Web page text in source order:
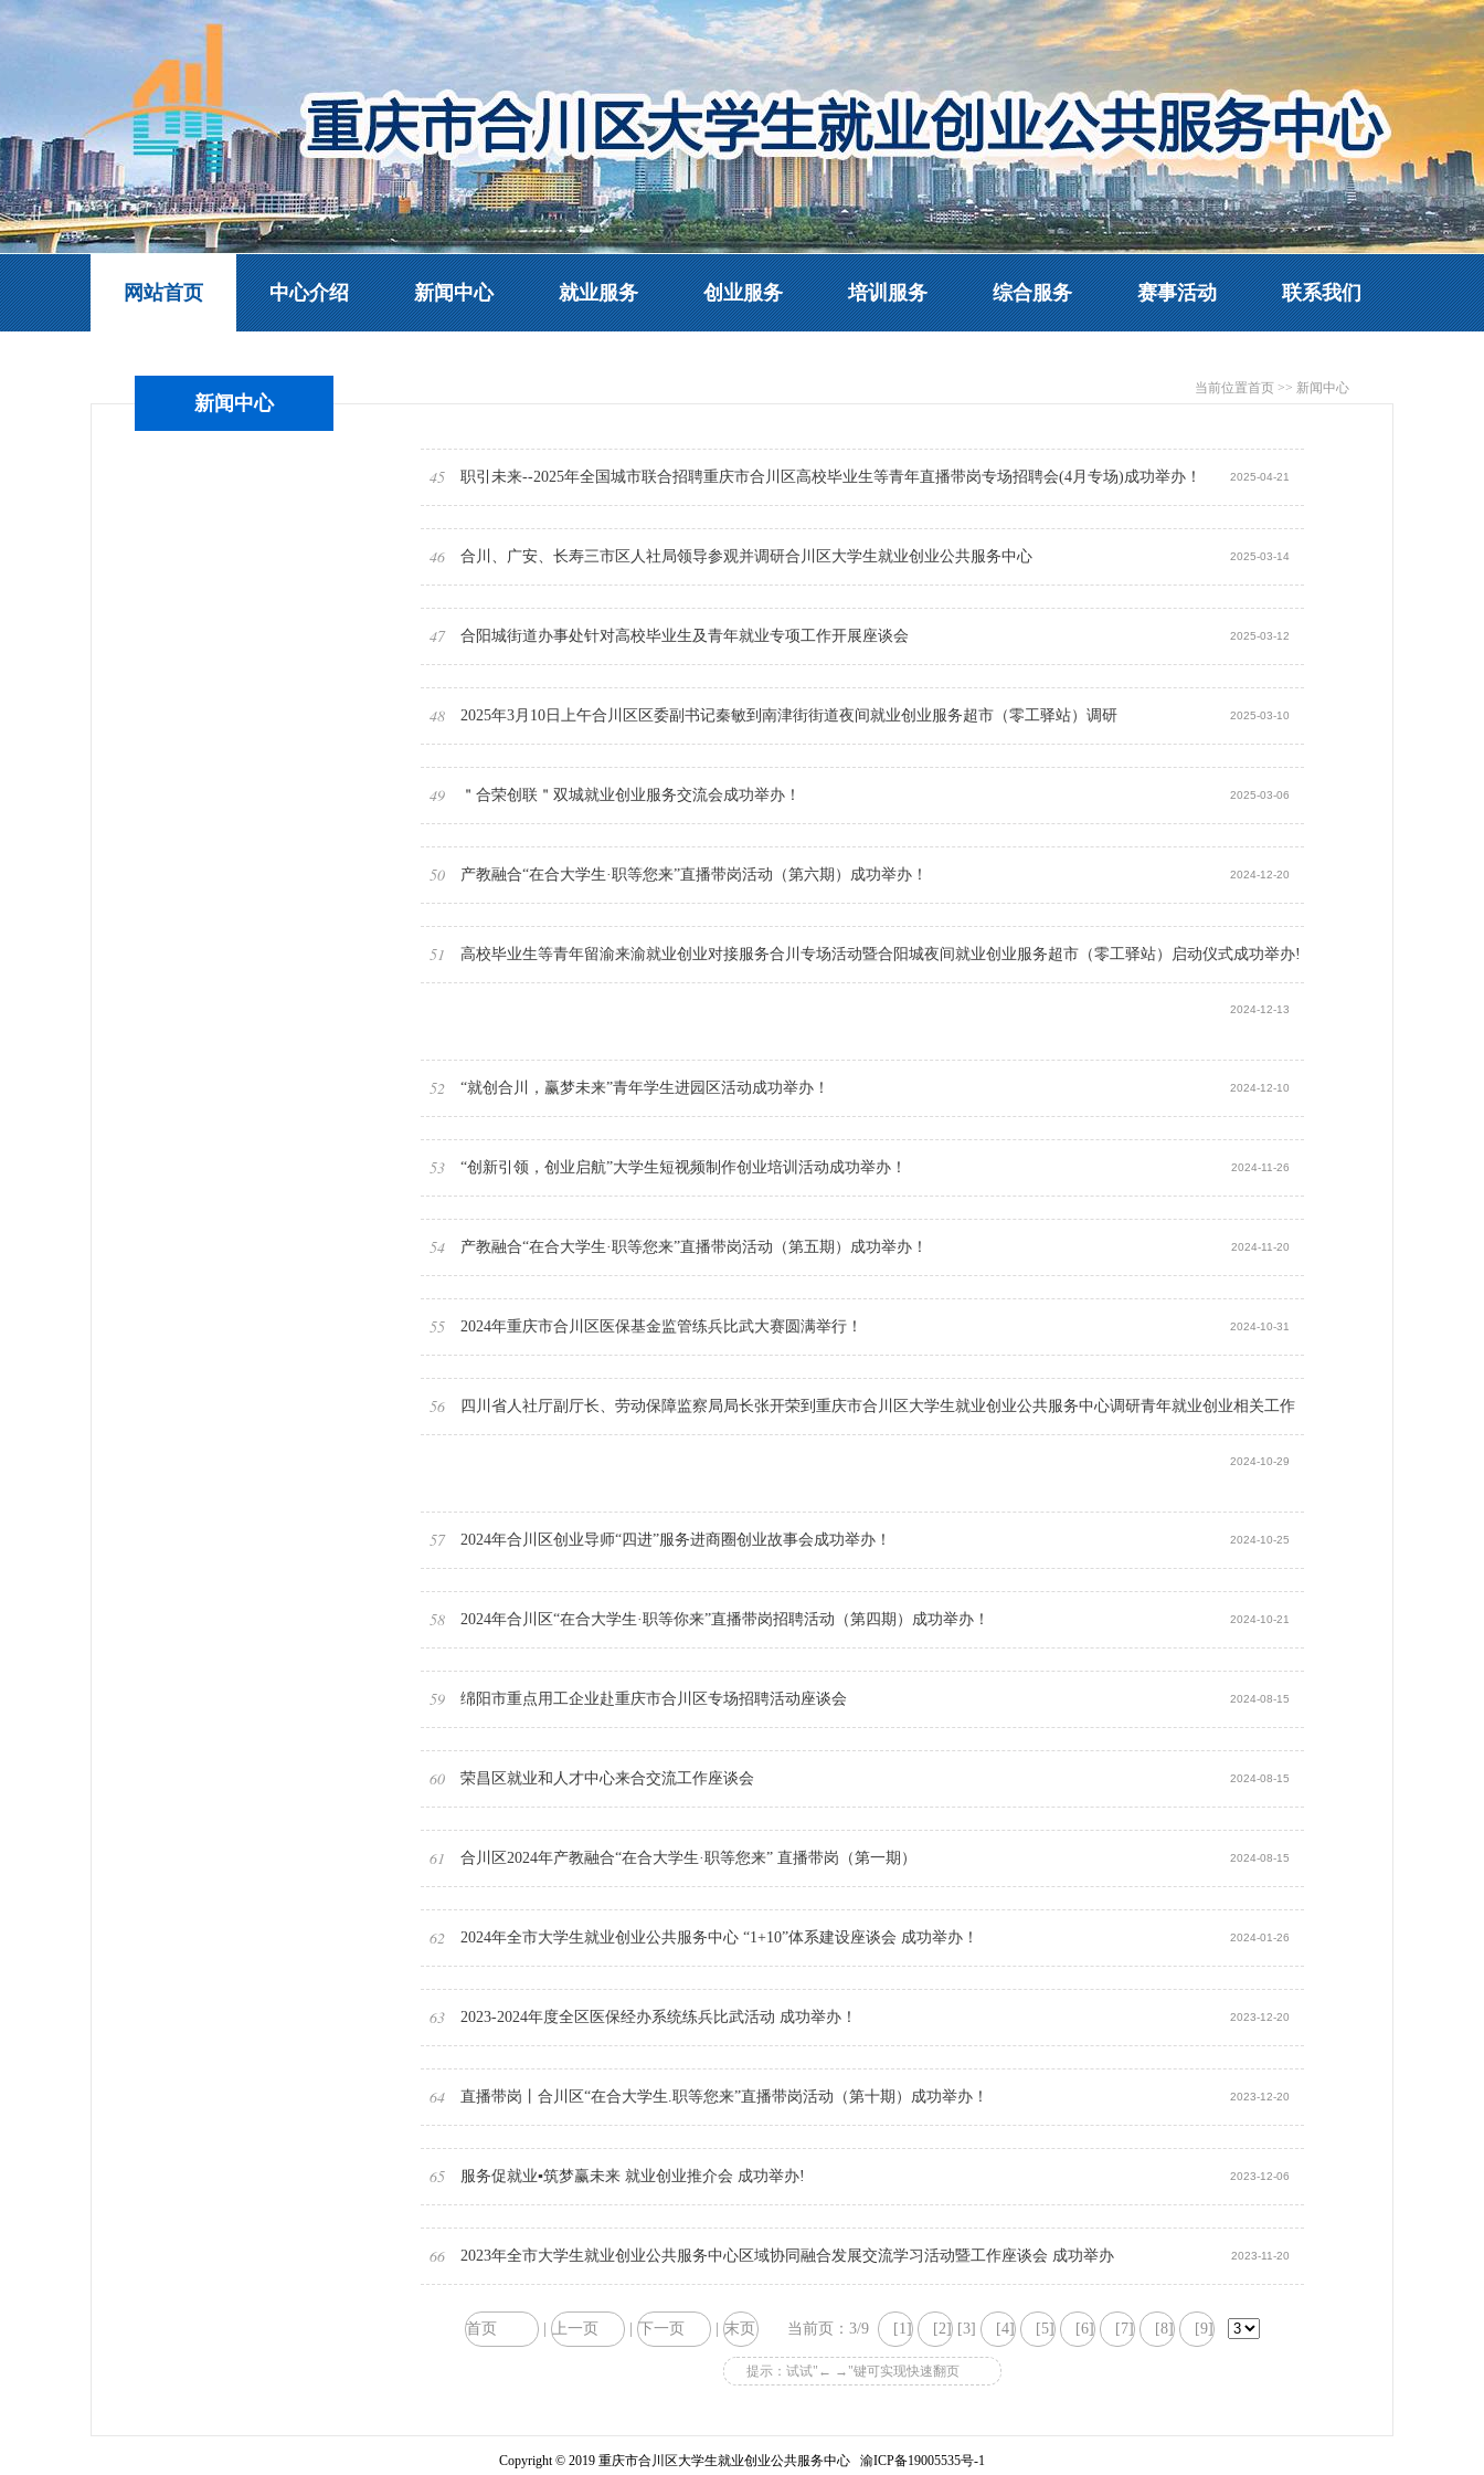
网站首页 中心介绍 新闻中心 就业服务 创业服务 培训服务 综合服务 赛事活动 联系我们
新闻中心
当前位置首页 >> 新闻中心
45 职引未来--2025年全国城市联合招聘重庆市合川区高校毕业生等青年直播带岗专场招聘会(4月专场)成功举办！ 2025-04-21
46 合川、广安、长寿三市区人社局领导参观并调研合川区大学生就业创业公共服务中心 2025-03-14
47 合阳城街道办事处针对高校毕业生及青年就业专项工作开展座谈会 2025-03-12
48 2025年3月10日上午合川区区委副书记秦敏到南津街街道夜间就业创业服务超市（零工驿站）调研 2025-03-10
49 ＂合荣创联＂双城就业创业服务交流会成功举办！ 2025-03-06
50 产教融合“在合大学生·职等您来”直播带岗活动（第六期）成功举办！ 2024-12-20
51 高校毕业生等青年留渝来渝就业创业对接服务合川专场活动暨合阳城夜间就业创业服务超市（零工驿站）启动仪式成功举办!
2024-12-13
52 “就创合川，赢梦未来”青年学生进园区活动成功举办！ 2024-12-10
53 “创新引领，创业启航”大学生短视频制作创业培训活动成功举办！ 2024-11-26
54 产教融合“在合大学生·职等您来”直播带岗活动（第五期）成功举办！ 2024-11-20
55 2024年重庆市合川区医保基金监管练兵比武大赛圆满举行！ 2024-10-31
56 四川省人社厅副厅长、劳动保障监察局局长张开荣到重庆市合川区大学生就业创业公共服务中心调研青年就业创业相关工作
2024-10-29
57 2024年合川区创业导师“四进”服务进商圈创业故事会成功举办！ 2024-10-25
58 2024年合川区“在合大学生·职等你来”直播带岗招聘活动（第四期）成功举办！ 2024-10-21
59 绵阳市重点用工企业赴重庆市合川区专场招聘活动座谈会 2024-08-15
60 荣昌区就业和人才中心来合交流工作座谈会 2024-08-15
61 合川区2024年产教融合“在合大学生·职等您来” 直播带岗（第一期） 2024-08-15
62 2024年全市大学生就业创业公共服务中心 “1+10”体系建设座谈会 成功举办！ 2024-01-26
63 2023-2024年度全区医保经办系统练兵比武活动 成功举办！ 2023-12-20
64 直播带岗丨合川区“在合大学生.职等您来”直播带岗活动（第十期）成功举办！ 2023-12-20
65 服务促就业▪筑梦赢未来 就业创业推介会​ 成功举办! 2023-12-06
66 2023年全市大学生就业创业公共服务中心区域协同融合发展交流学习活动暨工作座谈会 成功举办 2023-11-20
首页 上一页 下一页 末页 当前页：3/9 [1] [2] [3] [4] [5] [6] [7] [8] [9]
提示：试试"← →"键可实现快速翻页
Copyright © 2019 重庆市合川区大学生就业创业公共服务中心 渝ICP备19005535号-1